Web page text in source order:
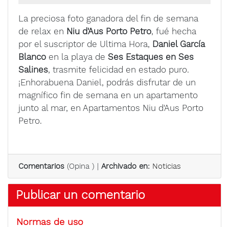
La preciosa foto ganadora del fin de semana
de relax en Niu d'Aus Porto Petro, fué hecha
por el suscriptor de Ultima Hora, Daniel García
Blanco en la playa de Ses Estaques en Ses
Salines, trasmite felicidad en estado puro.
¡Enhorabuena Daniel, podrás disfrutar de un
magnífico fin de semana en un apartamento
junto al mar, en Apartamentos Niu d'Aus Porto
Petro.
Comentarios (Opina ) | Archivado en: Noticias
Publicar un comentario
Normas de uso